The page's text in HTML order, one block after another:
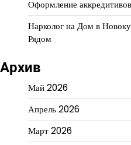
Оформление
Нарколог на Дом в
Рядом
Архив
Май 2026
Апрель 2026
Март 2026